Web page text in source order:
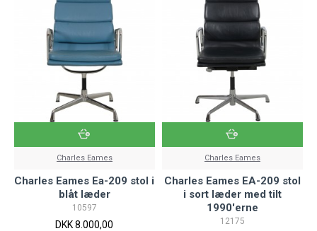
Charles Eames
Charles Eames Ea-209 stol i
blåt læder
10597
DKK 8.000,00
Charles Eames
Charles Eames EA-209 stol
i sort læder med tilt
1990'erne
12175